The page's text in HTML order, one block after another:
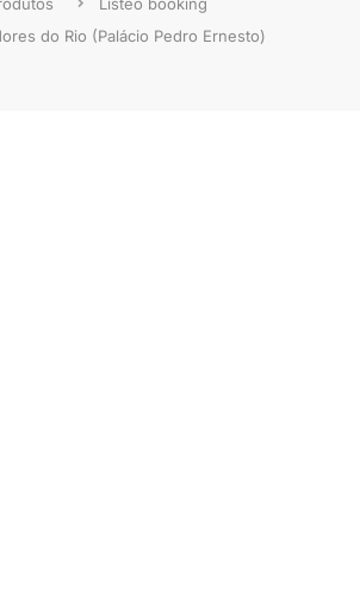
do Rio (Palácio Pedro Ernesto)